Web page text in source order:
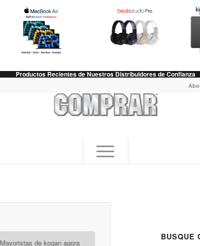
Productos Recientes de Nuestros Distribuidores de Confianza
Mayoristas de kogan agora
BUSQUE